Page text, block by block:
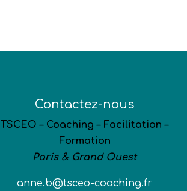
Contactez-nous
TSCEO – Coaching – Facilitation –
Formation
Paris & Grand Ouest
anne.b@tsceo-coaching.fr